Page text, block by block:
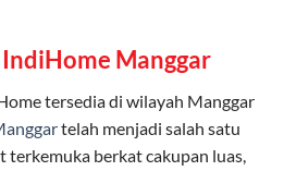
Manggar
tersedia di wilayah Manggar
telah menjadi salah satu
berkat cakupan luas,